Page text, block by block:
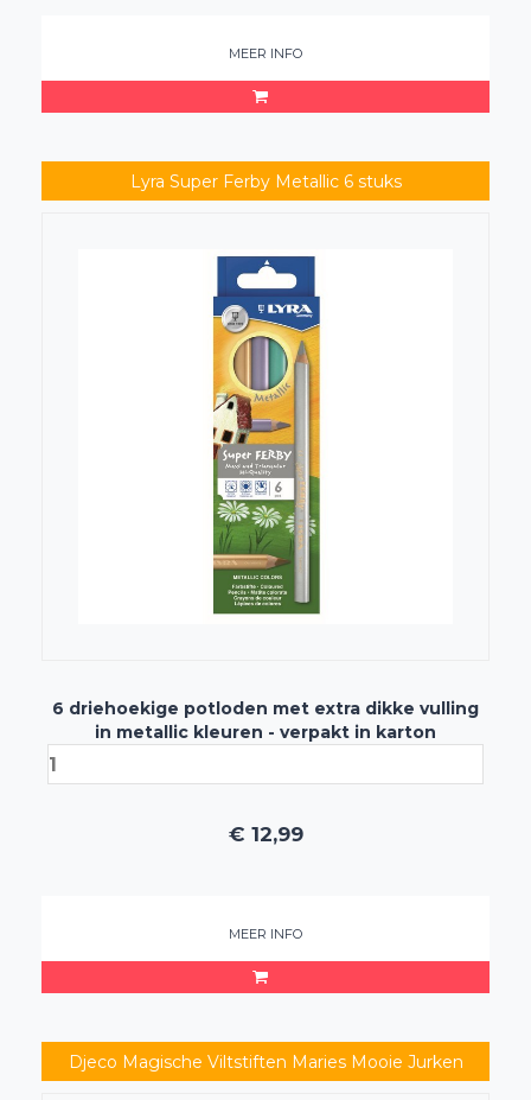
MEER INFO
Lyra Super Ferby Metallic 6 stuks
6 driehoekige potloden met extra dikke vulling
in metallic kleuren - verpakt in karton
€ 12,99
MEER INFO
Djeco Magische Viltstiften Maries Mooie Jurken